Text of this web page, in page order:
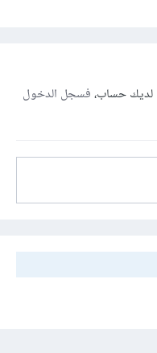
لديك حساب،فسجل الدخول